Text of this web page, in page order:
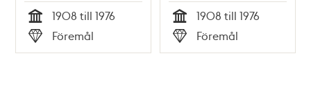
Tid
1908 till 1976
Typ
Föremål Tid
1908 till 1976
Typ
Föremål